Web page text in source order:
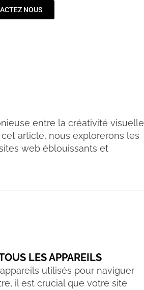
NOUS
entre la créativité visuelle
article, nous explorerons les
web éblouissants et
LES APPAREILS
utilisés pour naviguer
il est crucial que votre site